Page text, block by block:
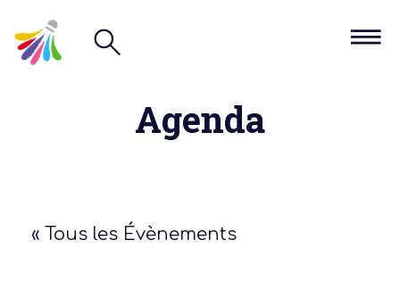
Agenda
« Tous les Évènements